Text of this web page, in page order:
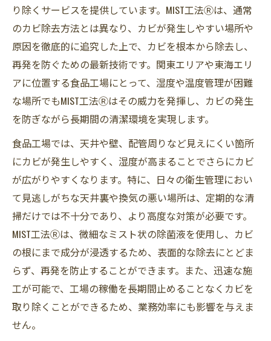
り除くサービスを提供しています。MIST工法Ⓡは、通常
のカビ除去方法とは異なり、カビが発生しやすい場所や
原因を徹底的に追究した上で、カビを根本から除去し、
再発を防ぐための最新技術です。関東エリアや東海エリ
アに位置する食品工場にとって、湿度や温度管理が困難
な場所でもMIST工法Ⓡはその威力を発揮し、カビの発生
を防ぎながら長期間の清潔環境を実現します。
食品工場では、天井や壁、配管周りなど見えにくい箇所
にカビが発生しやすく、湿度が高まることでさらにカビ
が広がりやすくなります。特に、日々の衛生管理におい
て見逃しがちな天井裏や換気の悪い場所は、定期的な清
掃だけでは不十分であり、より高度な対策が必要です。
MIST工法Ⓡは、微細なミスト状の除菌液を使用し、カビ
の根にまで成分が浸透するため、表面的な除去にとどま
らず、再発を防止することができます。また、迅速な施
工が可能で、工場の稼働を長期間止めることなくカビを
取り除くことができるため、業務効率にも影響を与えま
せん。